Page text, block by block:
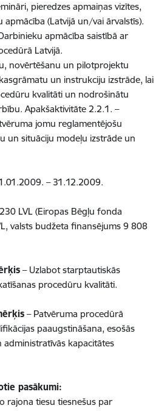
pieredzes apmaiņas vizītes,
apmācība (Latvijā un/vai ārvalstīs).
apmācība saistībā ar
Latvijā.
novērtēšanu un pilotprojektu
un instrukciju izstrāde, lai
kvalitāti un nodrošinātu
Apakšaktivitāte 2.2.1. –
jomu reglamentējošu
un situāciju modeļu izstrāde un
– 31.12.2009.
LVL (Eiropas Bēgļu fonda
valsts budžeta finansējums 9 808
– Uzlabot starptautiskās
procedūru kvalitāti.
– Patvēruma procedūrā
paaugstināšana, esošās
kapacitātes
pasākumi:
rajona tiesu tiesnešus par